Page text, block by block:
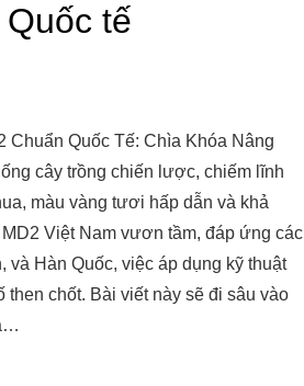
tế
Chuẩn Quốc Tế: Chìa Khóa Nâng
cây trồng chiến lược, chiếm lĩnh
màu vàng tươi hấp dẫn và khả
Việt Nam vươn tầm, đáp ứng các
Hàn Quốc, việc áp dụng kỹ thuật
chốt. Bài viết này sẽ đi sâu vào